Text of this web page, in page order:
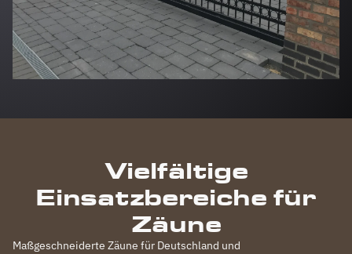
Vielfältige
Einsatzbereiche für
Zäune
Maßgeschneiderte Zäune für Deutschland und